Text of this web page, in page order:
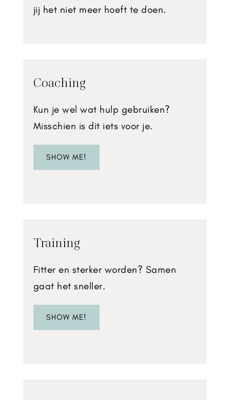
jij het niet meer hoeft te doen.
Coaching
Kun je wel wat hulp gebruiken?
Misschien is dit iets voor je.
SHOW ME!
Training
Fitter en sterker worden? Samen
gaat het sneller.
SHOW ME!